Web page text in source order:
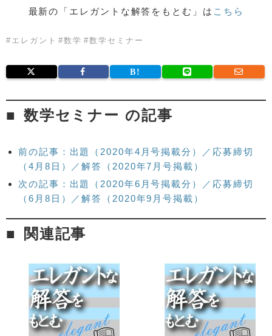
最新の「エレガントな解答をもとむ」は こちら
# エレガント #数学 #数学セミナー
数学セミナー の記事
前の記事：出題（2020年4月号掲載分）／応募締切
（4月8日）／解答（2020年7月号掲載）
次の記事：出題（2020年6月号掲載分）／応募締切
（6月8日）／解答（2020年9月号掲載）
関連記事